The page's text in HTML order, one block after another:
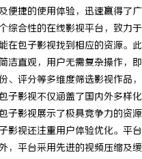
便捷的使用体验，迅速赢得了
综合性的在线影视平台，致力
在包子影视找到相应的资源。
洁直观，用户无需复杂操作，
、评分等多维度筛选影视作品
子影视不仅涵盖了国内外多样
子影视展示了极具竞争力的资
影视还注重用户体验优化。平
，平台采用先进的视频压缩及